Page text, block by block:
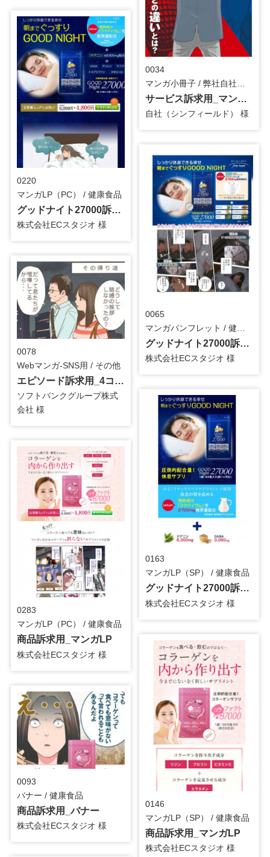
0034
サービス訴求用_マンガ小冊子
自社（シンフィールド） 様
0220
マンガLP（PC） / 健康食品
グッドナイト27000訴求用_マンガLP
株式会社ECスタジオ 様
0065
グッドナイト27000訴求用_マンガパンフレット
株式会社ECスタジオ 様
0078
Webマンガ-SNS用 / その他
エピソード訴求用_4コマ漫画
ソフトバンクグループ株式
会社 様
0163
マンガLP（SP） / 健康食品
グッドナイト27000訴求用_マンガLP
株式会社ECスタジオ 様
0283
マンガLP（PC） / 健康食品
商品訴求用_マンガLP
株式会社ECスタジオ 様
0146
マンガLP（SP） / 健康食品
商品訴求用_マンガLP
株式会社ECスタジオ 様
0093
バナー / 健康食品
商品訴求用_バナー
株式会社ECスタジオ 様